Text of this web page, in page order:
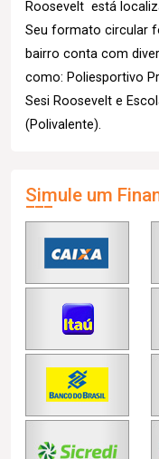
Roosevelt está
Seu formato circular
bairro conta com
como: Poliesportivo
Sesi Roosevelt e
(Polivalente).
Simule um